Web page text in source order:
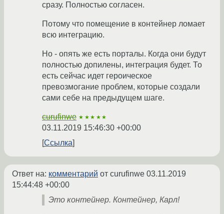
сразу. Полностью согласен.
Потому что помещение в контейнер ломает
всю интеграцию.
Но - опять же есть порталы. Когда они будут
полностью допилены, интеграция будет. То
есть сейчас идет героическое
превозмогание проблем, которые создали
сами себе на предыдущем шаге.
curufinwe ★★★★★
03.11.2019 15:46:30 +00:00
Ссылка
Ответ на: комментарий от curufinwe 03.11.2019
15:44:48 +00:00
Это контейнер. Контейнер, Карл!